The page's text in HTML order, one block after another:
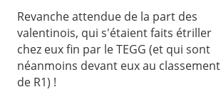
Revanche attendue de la part des
valentinois, qui s'étaient faits étriller
chez eux fin par le TEGG (et qui sont
néanmoins devant eux au classement
de R1) !